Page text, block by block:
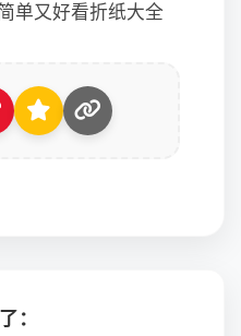
单又好看折纸大全
：